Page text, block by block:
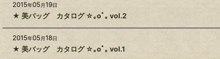
2015年05 月19日
★ 美バッグ カタログ ☆｡oﾟ｡ vol.2
2015年05 月18日
★ 美バッグ カタログ ☆｡oﾟ｡ vol.1